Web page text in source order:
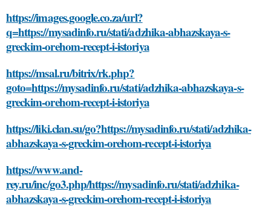
https://images.google.co.za/url?
q=https://mysadinfo.ru/stati/adzhika-abhazskaya-s-
greckim-orehom-recept-i-istoriya
https://msal.ru/bitrix/rk.php?
goto=https://mysadinfo.ru/stati/adzhika-abhazskaya-s-
greckim-orehom-recept-i-istoriya
https://liki.clan.su/go?https://mysadinfo.ru/stati/adzhika-
abhazskaya-s-greckim-orehom-recept-i-istoriya
https://www.and-
rey.ru/inc/go3.php/https://mysadinfo.ru/stati/adzhika-
abhazskaya-s-greckim-orehom-recept-i-istoriya